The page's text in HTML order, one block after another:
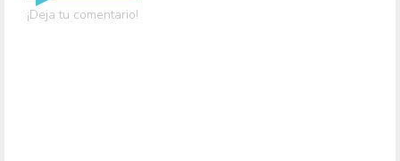
¡Deja tu comentario!